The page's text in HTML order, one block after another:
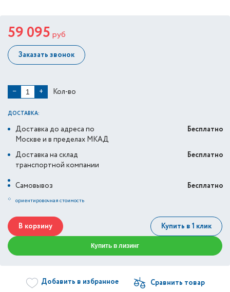
59 095 руб
Заказать звонок
− + Кол-во
ДОСТАВКА:
Доставка до адреса по
Москве и в пределах МКАД
Бесплатно
Доставка на склад
транспортной компании
Бесплатно
Самовывоз
Бесплатно
* ориентировочная стоимость
В корзину Купить в 1 клик
Купить в лизинг
Добавить в избранное